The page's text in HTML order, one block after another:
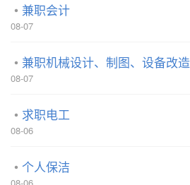
兼职会计
08-07
兼职机械设计、制图、设备改造
08-07
求职电工
08-06
个人保洁